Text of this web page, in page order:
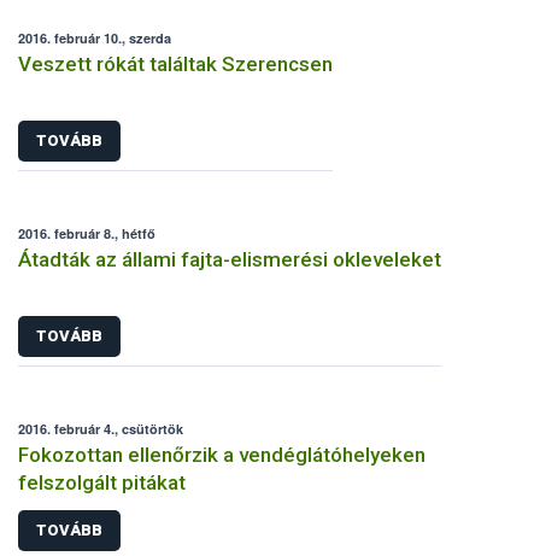
2016. február 10., szerda
Veszett rókát találtak Szerencsen
TOVÁBB
2016. február 8., hétfő
Átadták az állami fajta-elismerési okleveleket
TOVÁBB
2016. február 4., csütörtök
Fokozottan ellenőrzik a vendéglátóhelyeken
felszolgált pitákat
TOVÁBB